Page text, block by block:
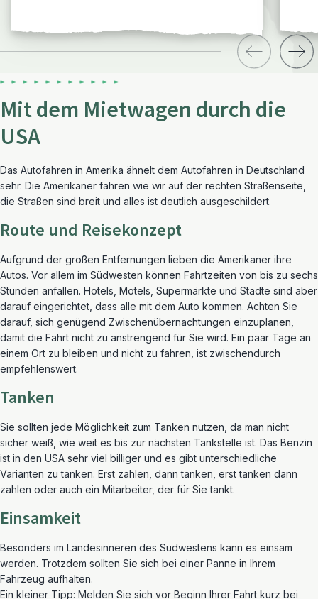
Mit dem Mietwagen durch die
USA
Das Autofahren in Amerika ähnelt dem Autofahren in Deutschland
sehr. Die Amerikaner fahren wie wir auf der rechten Straßenseite,
die Straßen sind breit und alles ist deutlich ausgeschildert.
Route und Reisekonzept
Aufgrund der großen Entfernungen lieben die Amerikaner ihre
Autos. Vor allem im Südwesten können Fahrtzeiten von bis zu sechs
Stunden anfallen. Hotels, Motels, Supermärkte und Städte sind aber
darauf eingerichtet, dass alle mit dem Auto kommen. Achten Sie
darauf, sich genügend Zwischenübernachtungen einzuplanen,
damit die Fahrt nicht zu anstrengend für Sie wird. Ein paar Tage an
einem Ort zu bleiben und nicht zu fahren, ist zwischendurch
empfehlenswert.
Tanken
Sie sollten jede Möglichkeit zum Tanken nutzen, da man nicht
sicher weiß, wie weit es bis zur nächsten Tankstelle ist. Das Benzin
ist in den USA sehr viel billiger und es gibt unterschiedliche
Varianten zu tanken. Erst zahlen, dann tanken, erst tanken dann
zahlen oder auch ein Mitarbeiter, der für Sie tankt.
Einsamkeit
Besonders im Landesinneren des Südwestens kann es einsam
werden. Trotzdem sollten Sie sich bei einer Panne in Ihrem
Fahrzeug aufhalten.
Ein kleiner Tipp: Melden Sie sich vor Beginn Ihrer Fahrt kurz bei